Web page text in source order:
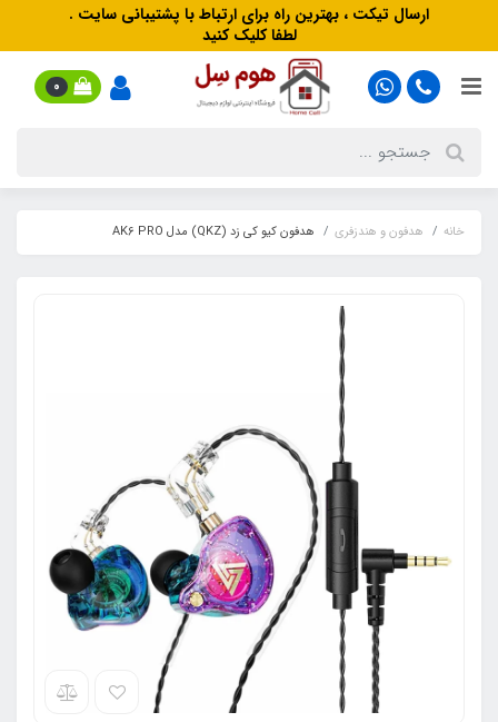
ارسال تیکت ، بهترین راه برای ارتباط با پشتیبانی سایت .
لطفا کلیک کنید
0
خانه هدفون‌ و‌ هندزفری هدفون کیو کی زد (QKZ) مدل AK6 PRO